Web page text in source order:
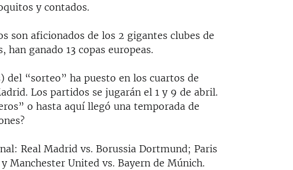
y contados.
son aficionados de los 2 gigantes clubes de
ganado 13 copas europeas.
del “sorteo” ha puesto en los cuartos de
Los partidos se jugarán el 1 y 9 de abril.
o hasta aquí llegó una temporada de
Real Madrid vs. Borussia Dortmund; Paris
Manchester United vs. Bayern de Múnich.